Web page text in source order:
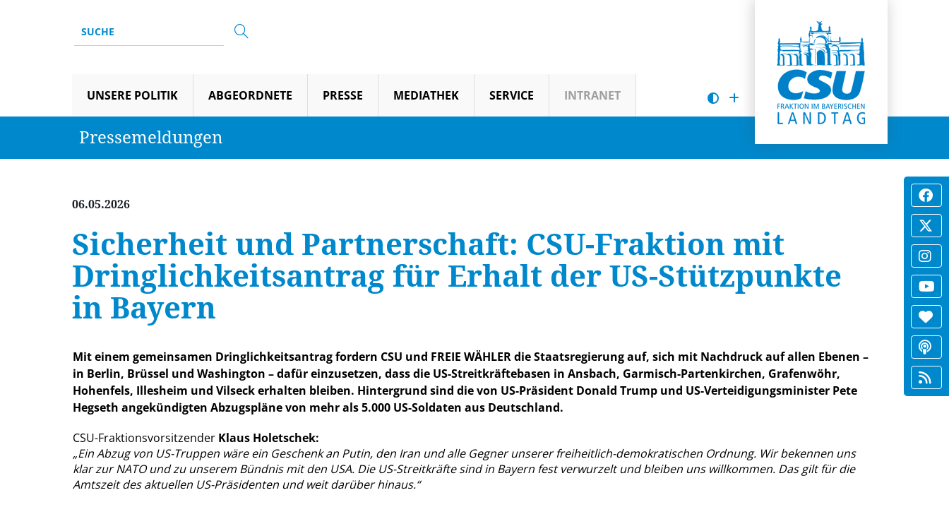
UNSERE POLITIK ABGEORDNETE PRESSE MEDIATHEK SERVICE INTRANET
Pressemeldungen
06.05.2026
Sicherheit und Partnerschaft: CSU-Fraktion mit
Dringlichkeitsantrag für Erhalt der US-Stützpunkte
in Bayern
Mit einem gemeinsamen Dringlichkeitsantrag fordern CSU und FREIE WÄHLER die Staatsregierung auf, sich mit Nachdruck auf allen Ebenen –
in Berlin, Brüssel und Washington – dafür einzusetzen, dass die US-Streitkräftebasen in Ansbach, Garmisch-Partenkirchen, Grafenwöhr,
Hohenfels, Illesheim und Vilseck erhalten bleiben. Hintergrund sind die von US-Präsident Donald Trump und US-Verteidigungsminister Pete
Hegseth angekündigten Abzugspläne von mehr als 5.000 US-Soldaten aus Deutschland.
CSU-Fraktionsvorsitzender Klaus Holetschek:
Ein Abzug von US-Truppen wäre ein Geschenk an Putin, den Iran und alle Gegner unserer freiheitlich-demokratischen Ordnung. Wir bekennen uns
klar zur NATO und zu unserem Bündnis mit den USA. Die US-Streitkräfte sind in Bayern fest verwurzelt und bleiben uns willkommen. Das gilt für die
Amtszeit des aktuellen US-Präsidenten und weit darüber hinaus.“